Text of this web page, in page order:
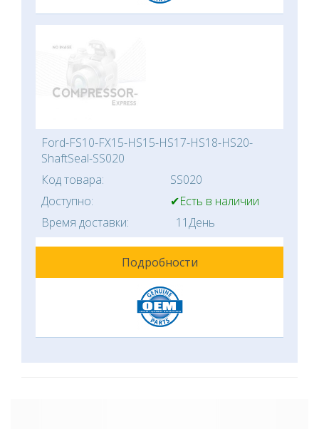
Ford-FS10-FX15-HS15-HS17-HS18-HS20-
ShaftSeal-SS020
Код товара:
SS020
Доступно:
✔Есть в наличии
Время доставки:
11День
Подробности